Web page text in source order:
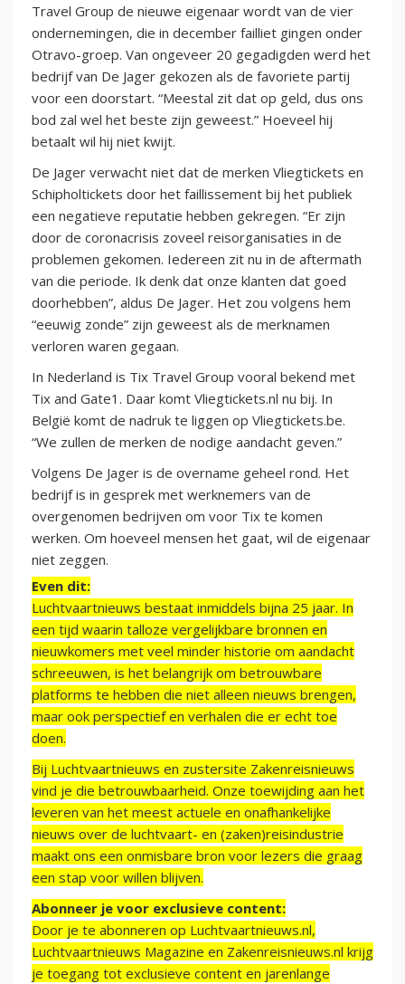
Travel Group de nieuwe eigenaar wordt van de vier
ondernemingen, die in december failliet gingen onder
Otravo-groep. Van ongeveer 20 gegadigden werd het
bedrijf van De Jager gekozen als de favoriete partij
voor een doorstart. “Meestal zit dat op geld, dus ons
bod zal wel het beste zijn geweest.” Hoeveel hij
betaalt wil hij niet kwijt.
De Jager verwacht niet dat de merken Vliegtickets en
Schipholtickets door het faillissement bij het publiek
een negatieve reputatie hebben gekregen. “Er zijn
door de coronacrisis zoveel reisorganisaties in de
problemen gekomen. Iedereen zit nu in de aftermath
van die periode. Ik denk dat onze klanten dat goed
doorhebben”, aldus De Jager. Het zou volgens hem
“eeuwig zonde” zijn geweest als de merknamen
verloren waren gegaan.
In Nederland is Tix Travel Group vooral bekend met
Tix and Gate1. Daar komt Vliegtickets.nl nu bij. In
België komt de nadruk te liggen op Vliegtickets.be.
“We zullen de merken de nodige aandacht geven.”
Volgens De Jager is de overname geheel rond. Het
bedrijf is in gesprek met werknemers van de
overgenomen bedrijven om voor Tix te komen
werken. Om hoeveel mensen het gaat, wil de eigenaar
niet zeggen.
Even dit:
Luchtvaartnieuws bestaat inmiddels bijna 25 jaar. In
een tijd waarin talloze vergelijkbare bronnen en
nieuwkomers met veel minder historie om aandacht
schreeuwen, is het belangrijk om betrouwbare
platforms te hebben die niet alleen nieuws brengen,
maar ook perspectief en verhalen die er echt toe
doen.
Bij Luchtvaartnieuws en zustersite Zakenreisnieuws
vind je die betrouwbaarheid. Onze toewijding aan het
leveren van het meest actuele en onafhankelijke
nieuws over de luchtvaart- en (zaken)reisindustrie
maakt ons een onmisbare bron voor lezers die graag
een stap voor willen blijven.
Abonneer je voor exclusieve content:
Door je te abonneren op Luchtvaartnieuws.nl,
Luchtvaartnieuws Magazine en Zakenreisnieuws.nl krijg
je toegang tot exclusieve content en jarenlange